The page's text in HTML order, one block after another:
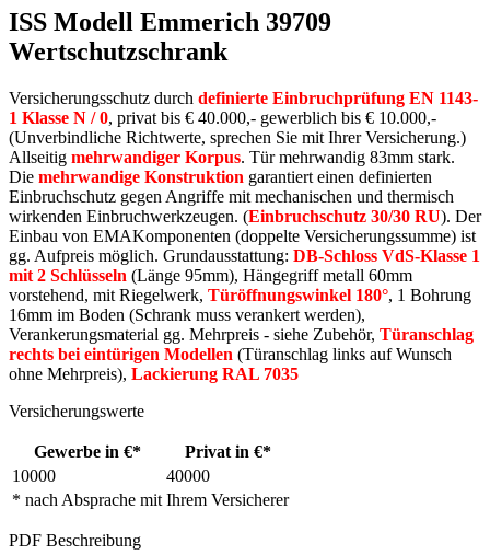
ISS Modell Emmerich 39709
Wertschutzschrank
Versicherungsschutz durch definierte Einbruchprüfung EN 1143-
1 Klasse N / 0, privat bis € 40.000,- gewerblich bis € 10.000,-
(Unverbindliche Richtwerte, sprechen Sie mit Ihrer Versicherung.)
Allseitig mehrwandiger Korpus. Tür mehrwandig 83mm stark.
Die mehrwandige Konstruktion garantiert einen definierten
Einbruchschutz gegen Angriffe mit mechanischen und thermisch
wirkenden Einbruchwerkzeugen. (Einbruchschutz 30/30 RU). Der
Einbau von EMAKomponenten (doppelte Versicherungssumme) ist
gg. Aufpreis möglich. Grundausstattung: DB-Schloss VdS-Klasse 1
mit 2 Schlüsseln (Länge 95mm), Hängegriff metall 60mm
vorstehend, mit Riegelwerk, Türöffnungswinkel 180°, 1 Bohrung
16mm im Boden (Schrank muss verankert werden),
Verankerungsmaterial gg. Mehrpreis - siehe Zubehör, Türanschlag
rechts bei eintürigen Modellen (Türanschlag links auf Wunsch
ohne Mehrpreis), Lackierung RAL 7035
Versicherungswerte
Gewerbe in €* Privat in €*
* nach Absprache mit Ihrem Versicherer
10000 40000
PDF Beschreibung